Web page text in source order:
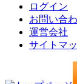
ログイン
お問い合
運営会社
サイトマ